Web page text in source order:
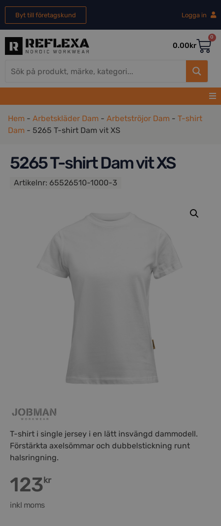
Byt till företagskund Logga in
0.00kr
0
Hem - Arbetskläder Dam - Arbetströjor Dam - T-shirt
Dam - 5265 T-shirt Dam vit XS
5265 T-shirt Dam vit XS
Artikelnr: 65526510-1000-3
T-shirt i single jersey i en lätt insvängd dammodell.
Förstärkta axelsömmar och dubbelstickning runt
halsringning.
123kr
inkl moms